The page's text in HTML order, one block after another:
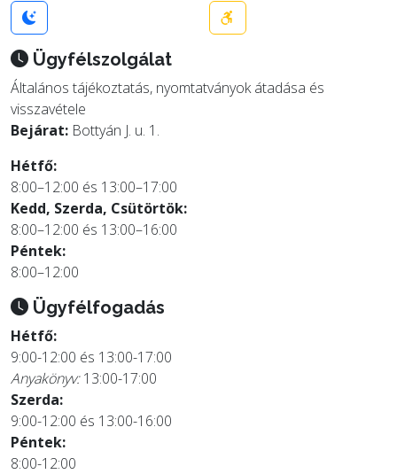
Ügyfélszolgálat
Általános tájékoztatás, nyomtatványok átadása és
visszavétele
Bejárat: Bottyán J. u. 1.
Hétfő:
8:00–12:00 és 13:00–17:00
Kedd, Szerda, Csütörtök:
8:00–12:00 és 13:00–16:00
Péntek:
8:00–12:00
Ügyfélfogadás
Hétfő:
9:00-12:00 és 13:00-17:00
Anyakönyv:13:00-17:00
Szerda:
9:00-12:00 és 13:00-16:00
Péntek:
8:00-12:00